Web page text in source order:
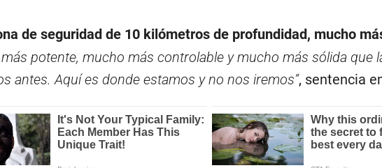
de seguridad de 10 kilómetros de profundidad, mucho
potente, mucho más controlable y mucho más sólida que
antes. Aquí es donde estamos y no nos iremos”, sentencia